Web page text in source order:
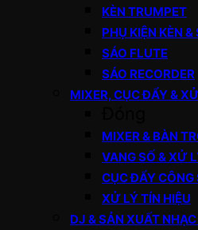
KÈN TRUMPET
PHỤ KIỆN KÈN &
SÁO FLUTE
SÁO RECORDER
MIXER, CỤC ĐẨY &
MIXER & BÀN
VANG SỐ & XỬ
CỤC ĐẨY CÔNG
XỬ LÝ TÍN HIỆU
DJ & SẢN XUẤT